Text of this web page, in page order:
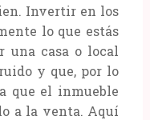
Invertir en los
lo que estás
una casa o local
y que, por lo
que el inmueble
a la venta. Aquí